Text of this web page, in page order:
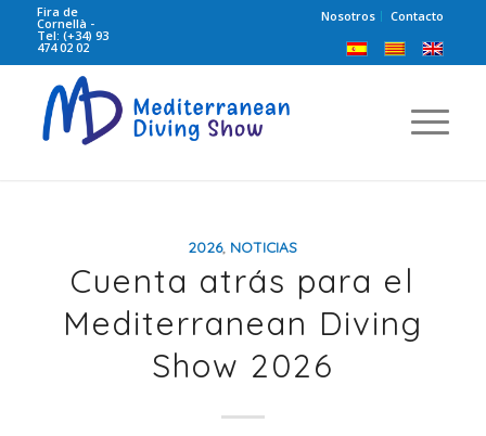
Nosotros Contacto
Fira de
Cornellà -
Tel: (+34) 93
474 02 02
2026, NOTICIAS
Cuenta atrás para el
Mediterranean Diving
Show 2026